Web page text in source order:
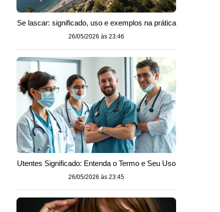
Se lascar: significado, uso e exemplos na prática
26/05/2026 às 23:46
Utentes Significado: Entenda o Termo e Seu Uso
26/05/2026 às 23:45